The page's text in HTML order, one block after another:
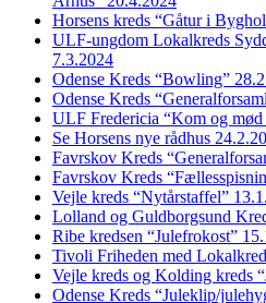
Horsens kreds “Gåtur i
ULF-ungdom Lokalkreds
7.3.2024
Odense Kreds “Bowling”
Odense Kreds
ULF Fredericia “Kom og
Se Horsens nye rådhus
Favrskov Kreds
Favrskov Kreds
Vejle kreds “Nytårstaffel”
Lolland og Guldborgsund
Ribe kredsen “Julefrokost”
Tivoli Friheden med
Vejle kreds og Kolding kreds
Odense Kreds “Juleklip/